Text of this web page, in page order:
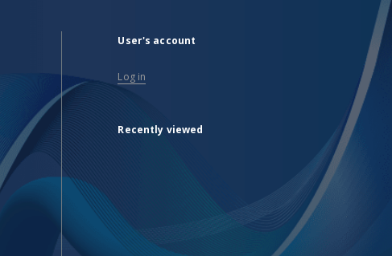
User's account
Log in
Recently viewed